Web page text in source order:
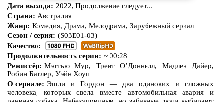
Дата выхода: 2022, Продолжение следует...
Страна: Австралия
Жанр: Комедия, Драма, Мелодрама, Зарубежный сериал
Сезон / серия: (S03E01-03)
Качество:
Продолжительность серии: ~ 00:28
Режиссёр: Мэттью Мур, Трент О’Доннелл, Мадлен Дайер,
Робин Батлер, Уэйн Хоуп
О сериале: Эшли и Гордон — два одиноких и сложных
человека, которых свела вместе автомобильная авария и